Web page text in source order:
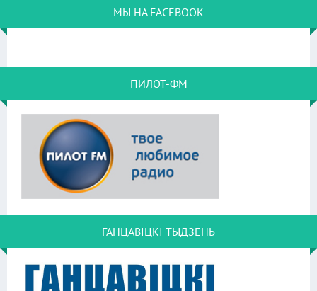
МЫ НА FACEBOOK
ПИЛОТ-ФМ
ГАНЦАВІЦКІ ТЫДЗЕНЬ